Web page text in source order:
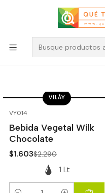
VY014
VILÁY
Bebida Vegetal Wilk
Chocolate
$1.603$2.290
1 Lt